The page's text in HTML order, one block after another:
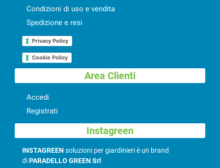
Condizioni di uso e vendita
Spedizione e resi
Privacy Policy
Cookie Policy
Area Clienti
Accedi
Registrati
Instagreen
INSTAGREEN soluzioni per giardinieri è un brand
diPARADELLO GREEN Srl